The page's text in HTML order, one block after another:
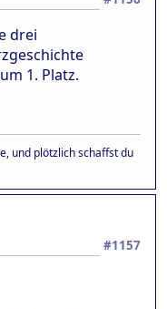
drei
1. Platz.
und plötzlich schaffst du
#1157